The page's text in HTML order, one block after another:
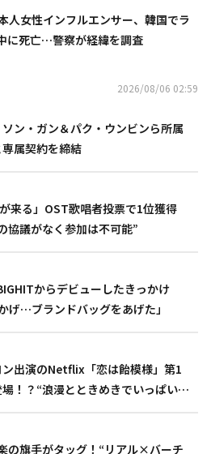
人女性インフルエンサー、韓国でラ
に死亡…警察が経緯を調査
2026/08/06 02:59
ン・ガン＆パク・ウンビンら所属
属契約を締結
来る」OST歌唱者投票で1位獲得
協議がなく参加は不可能”
からデビューしたきっかけ
げ…ブランドバッグをあげた」
出演のNetflix「恋は飴模様」第1
！？“浪漫とときめきでいっぱいの
の旗手がタッグ！“リアル×バーチ